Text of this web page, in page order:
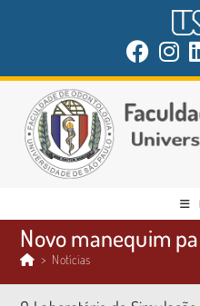
Novo manequim
> Notícias